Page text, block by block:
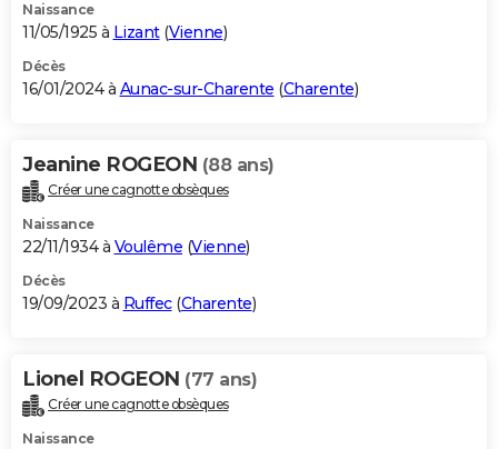
Naissance
11/05/1925 à Lizant(Vienne)
Décès
16/01/2024 à Aunac-sur-Charente (Charente)
Jeanine ROGEON (88 ans)
Créer une cagnotte obsèques
Naissance
22/11/1934 à Voulême (Vienne)
Décès
19/09/2023 à Ruffec(Charente)
Lionel ROGEON (77 ans)
Créer une cagnotte obsèques
Naissance